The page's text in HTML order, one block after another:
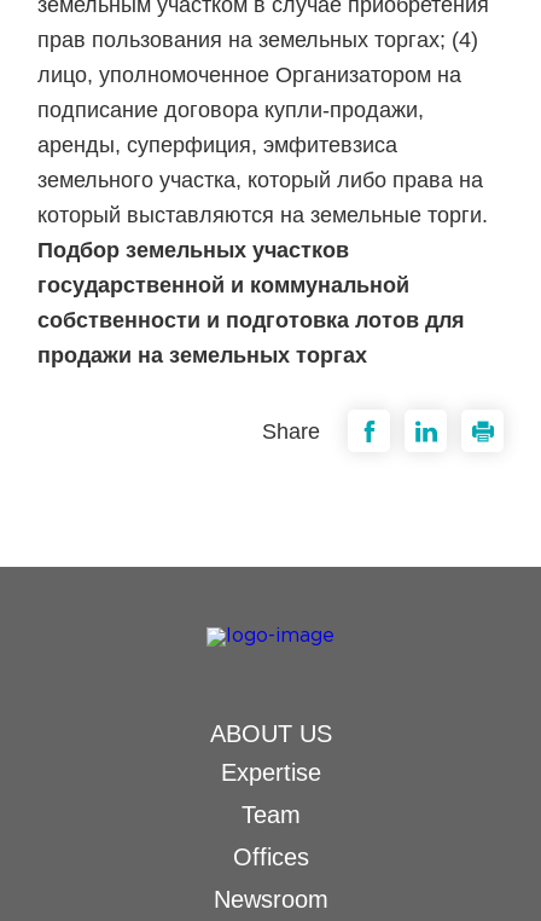
земельным участком в случае приобретения
прав пользования на земельных торгах; (4)
лицо, уполномоченное Организатором на
подписание договора купли-продажи,
аренды, суперфиция, эмфитевзиса
земельного участка, который либо права на
который выставляются на земельные торги.
Подбор земельных участков
государственной и коммунальной
собственности и подготовка лотов для
продажи на земельных торгах
Share
ABOUT US
Expertise
Team
Offices
Newsroom